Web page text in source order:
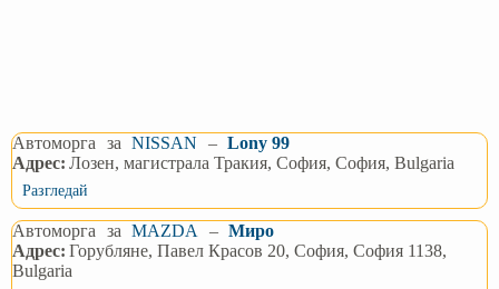
Автоморга за NISSAN – Lony 99
Адрес: Лозен, магистрала Тракия, София, София, Bulgaria
Разгледай
Автоморга за MAZDA – Миро
Адрес: Горубляне, Павел Красов 20, София, София 1138,
Bulgaria